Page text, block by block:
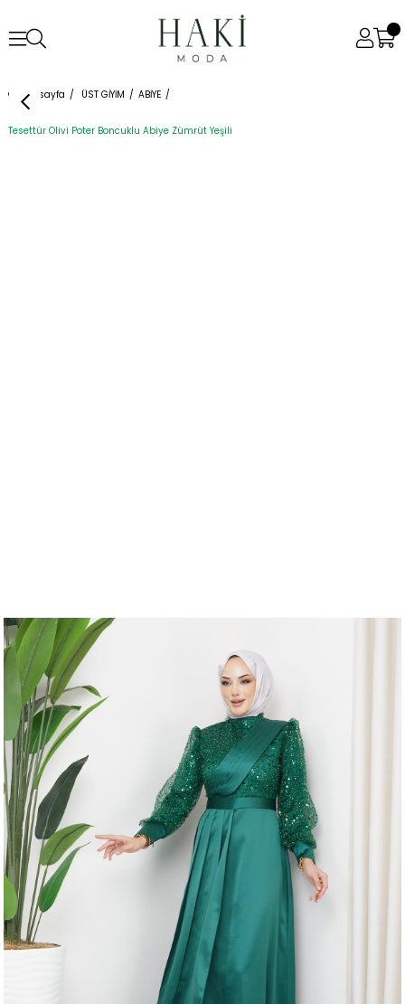
Anasayfa ÜST GİYİM ABİYE
Tesettür Olivi Poter Boncuklu Abiye Zümrüt Yeşili